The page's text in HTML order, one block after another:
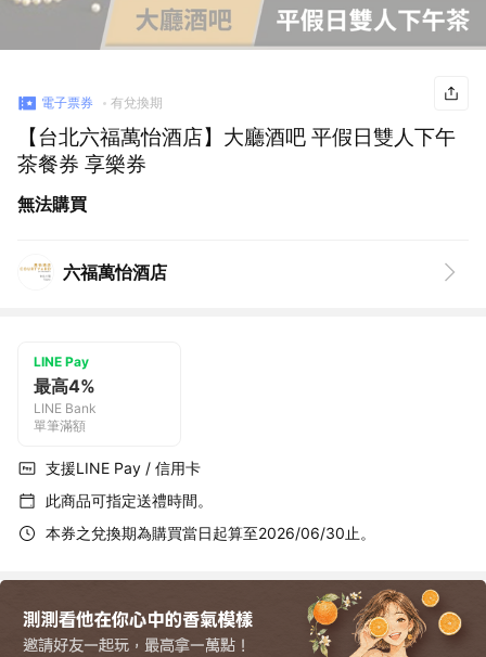
電子票券 有兌換期
【台北六福萬怡酒店】大廳酒吧 平假日雙人下午
茶餐券 享樂券
無法購買
六福萬怡酒店
LINE Pay
最高4%
LINE Bank
單筆滿額
支援LINE Pay / 信用卡
此商品可指定送禮時間。
本券之兌換期為購買當日起算至2026/06/30止。